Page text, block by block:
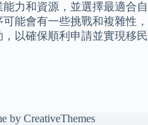
力和資源，並選擇最適合自
能會有一些挑戰和複雜性，
以確保順利申請並實現移民
by CreativeThemes